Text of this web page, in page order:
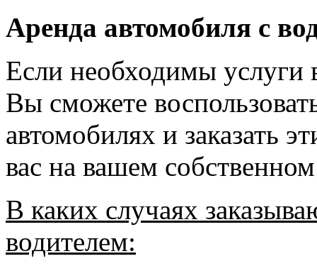
Аренда автомобиля с
Если необходимы услуги
Вы сможете
автомобилях и заказать
вас на вашем
В каких случаях
водителем: